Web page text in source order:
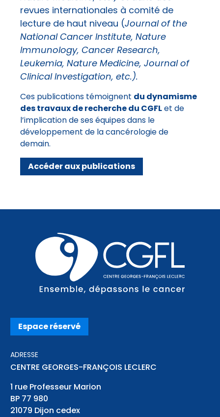
revues internationales à comité de
lecture de haut niveau (Journal of the
National Cancer Institute, Nature
Immunology, Cancer Research,
Leukemia, Nature Medicine, Journal of
Clinical Investigation, etc.).
Ces publications témoignent du dynamisme
des travaux de recherche du CGFLet de
l’implication de ses équipes dans le
développement de la cancérologie de
demain.
Accéder aux publications
Espace réservé
ADRESSE
CENTRE GEORGES-FRANÇOIS LECLERC
1 rue Professeur Marion
BP 77 980
21079 Dijon cedex